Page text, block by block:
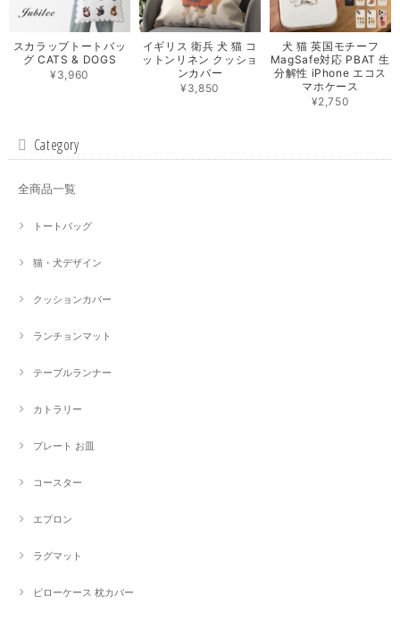
スカラップトートバッ
グ CATS & DOGS
¥3,960
イギリス 衛兵 犬 猫 コ
ットンリネン クッショ
ンカバー
¥3,850
犬 猫 英国モチーフ
MagSafe対応 PBAT 生
分解性 iPhone エコス
マホケース
¥2,750
Category
全商品一覧
トートバッグ
猫・犬デザイン
クッションカバー
ランチョンマット
テーブルランナー
カトラリー
プレート お皿
コースター
エプロン
ラグマット
ピローケース 枕カバー